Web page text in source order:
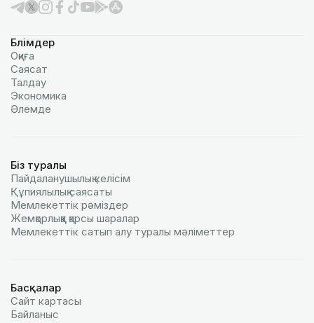
Бөлімдер
Оқиға
Саясат
Талдау
Экономика
Әлемде
Біз туралы
Пайдаланушылық келiciм
Құпиялылық саясаты
Мемлекеттік рәміздер
Жемқорлыққа қарсы шаралар
Мемлекеттік сатып алу туралы мәлiметтер
Басқалар
Сайт картасы
Байланыс